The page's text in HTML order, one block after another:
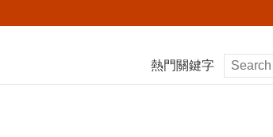
熱門關鍵字